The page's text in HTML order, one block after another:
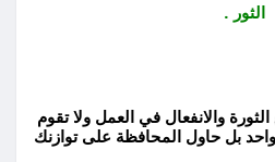
الثور .
والانفعال في العمل ولا تقوم
بل حاول المحافظة على توازنك